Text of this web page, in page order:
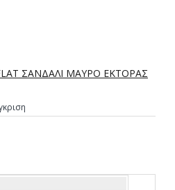
ΣΑΝΔΑΛΙ ΜΑΥΡΟ ΕΚΤΟΡΑΣ